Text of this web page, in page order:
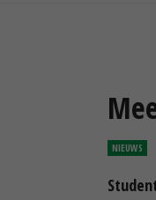
NIEUWS